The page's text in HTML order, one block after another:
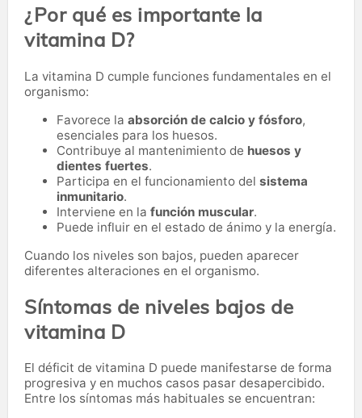
¿Por qué es importante la
vitamina D?
La vitamina D cumple funciones fundamentales en el
organismo:
Favorece la absorción de calcio y fósforo,
esenciales para los huesos.
Contribuye al mantenimiento de huesos y
dientes fuertes.
Participa en el funcionamiento del sistema
inmunitario.
Interviene en la función muscular.
Puede influir en el estado de ánimo y la energía.
Cuando los niveles son bajos, pueden aparecer
diferentes alteraciones en el organismo.
Síntomas de niveles bajos de
vitamina D
El déficit de vitamina D puede manifestarse de forma
progresiva y en muchos casos pasar desapercibido.
Entre los síntomas más habituales se encuentran: